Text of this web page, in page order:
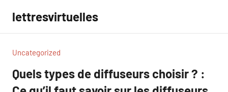
contenu
lettresvirtuelles
Uncategorized
Quels types de diffuseurs choisir ? :